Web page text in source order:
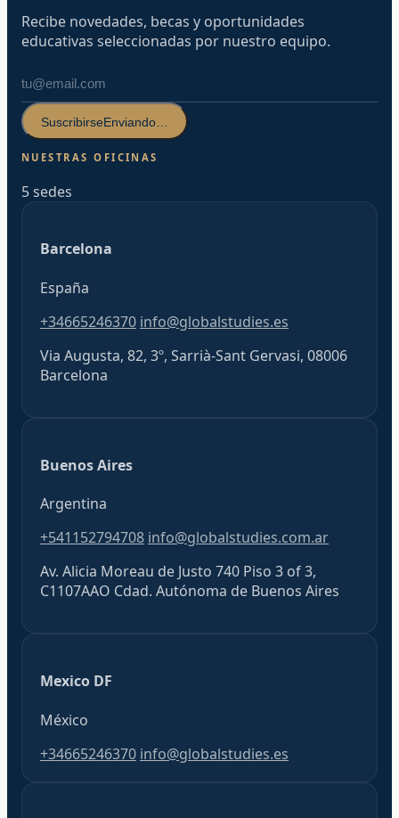
Recibe novedades, becas y oportunidades
educativas seleccionadas por nuestro equipo.
SuscribirseEnviando…
NUESTRAS OFICINAS
5 sedes
Barcelona
España
+34665246370 info@globalstudies.es
Via Augusta, 82, 3º, Sarrià-Sant Gervasi, 08006
Barcelona
Buenos Aires
Argentina
+541152794708 info@globalstudies.com.ar
Av. Alicia Moreau de Justo 740 Piso 3 of 3,
C1107AAO Cdad. Autónoma de Buenos Aires
Mexico DF
México
+34665246370 info@globalstudies.es